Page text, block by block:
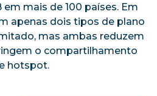
mais de 100 países. Em
apenas dois tipos de plano
mas ambas reduzem
o compartilhamento
hotspot.